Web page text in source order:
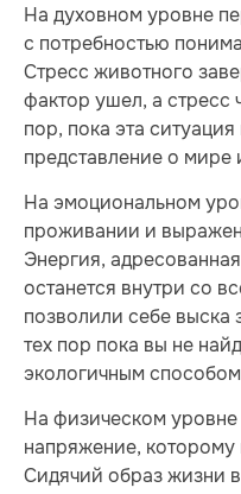
На духовном уровне
с потребностью
Стресс животного
фактор ушел, а стресс
пор, пока эта
представление о мире
На эмоциональном
проживании и
Энергия,
останется внутри со
позволили себе выска
тех пор пока вы не
экологичным
На физическом
напряжение,
Сидячий образ жизни